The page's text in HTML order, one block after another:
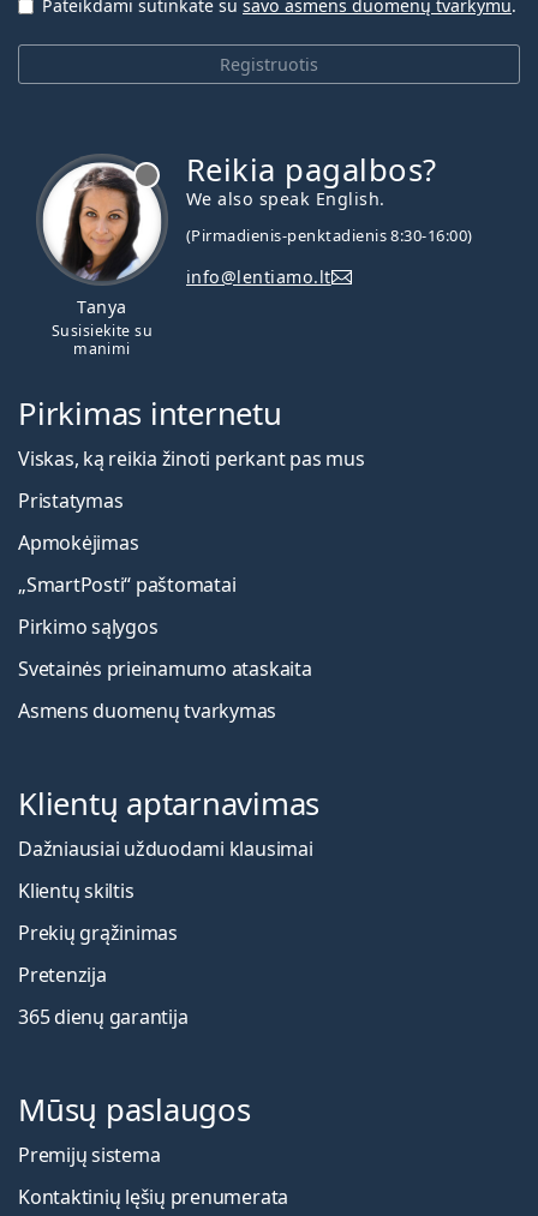
Registruotis
Pateikdami sutinkate su savo asmens duomenų tvarkymu.
Tanya
Susisiekite su
manimi
Reikia pagalbos?
We also speak English.
(Pirmadienis-penktadienis 8:30-16:00)
info@lentiamo.lt
Pirkimas internetu
Viskas, ką reikia žinoti perkant pas mus
Pristatymas
Apmokėjimas
„SmartPosti“ paštomatai
Pirkimo sąlygos
Svetainės prieinamumo ataskaita
Asmens duomenų tvarkymas
Klientų aptarnavimas
Dažniausiai užduodami klausimai
Klientų skiltis
Prekių grąžinimas
Pretenzija
365 dienų garantija
Mūsų paslaugos
Premijų sistema
Kontaktinių lęšių prenumerata